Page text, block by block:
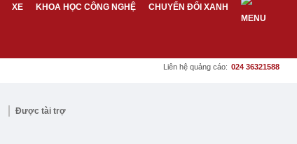
XE KHOA HỌC CÔNG NGHỆ CHUYỂN ĐỔI XANH
Liên hệ quảng cáo: 024 36321588
Được tài trợ